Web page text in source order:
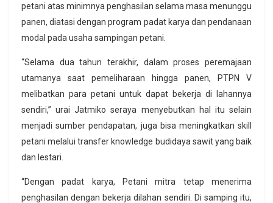
petani atas minimnya penghasilan selama masa menunggu
panen, diatasi dengan program padat karya dan pendanaan
modal pada usaha sampingan petani.
“Selama dua tahun terakhir, dalam proses peremajaan
utamanya saat pemeliharaan hingga panen, PTPN V
melibatkan para petani untuk dapat bekerja di lahannya
sendiri,” urai Jatmiko seraya menyebutkan hal itu selain
menjadi sumber pendapatan, juga bisa meningkatkan skill
petani melalui transfer knowledge budidaya sawit yang baik
dan lestari.
“Dengan padat karya, Petani mitra tetap menerima
penghasilan dengan bekerja dilahan sendiri. Di samping itu,